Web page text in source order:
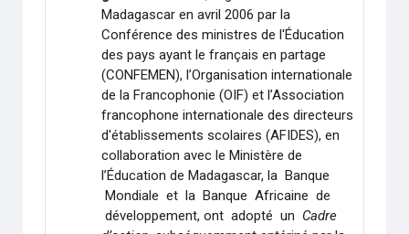
Madagascar en avril 2006 par la
Conférence des ministres de l'Éducation
des pays ayant le français en partage
(CONFEMEN), l’Organisation internationale
de la Francophonie (OIF) et l’Association
francophone internationale des directeurs
d'établissements scolaires (AFIDES), en
collaboration avec le Ministère de
l’Éducation de Madagascar, la Banque
Mondiale et la Banque Africaine de
développement, ont adopté un Cadre